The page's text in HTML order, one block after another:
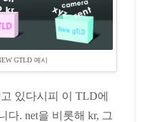
GTLD 예시
있다시피 이 TLD에
다. net을 비롯해 kr, 그